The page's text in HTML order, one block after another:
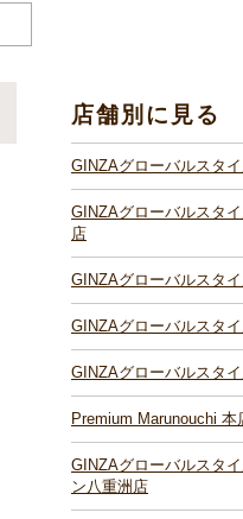
店舗別に見る
GINZAグローバルスタ
GINZAグローバルスタ
店
GINZAグローバルスタ
GINZAグローバルスタ
GINZAグローバルスタ
Premium Marunouchi 本
GINZAグローバルスタ
ン八重洲店